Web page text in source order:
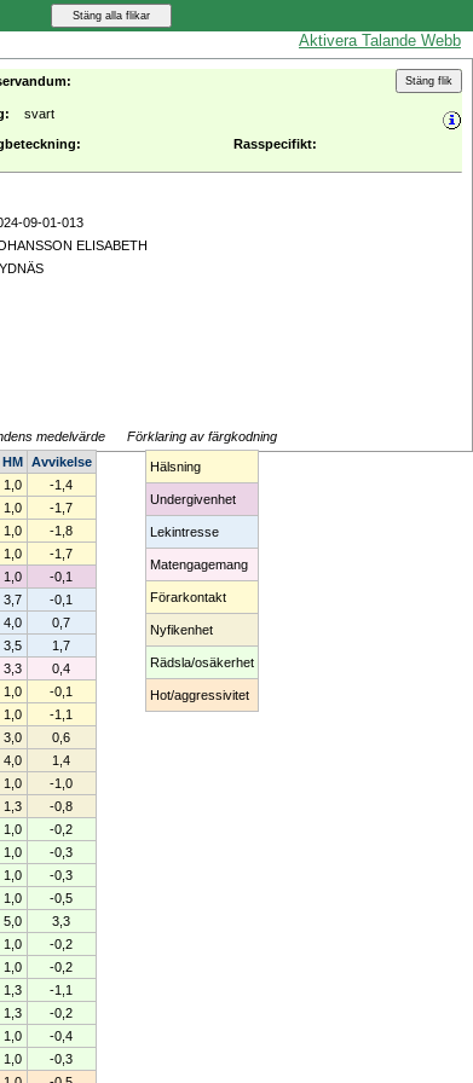
Aktivera Talande Webb
svart
Rasspecifikt:
09-01-013
ELISABETH
medelvärde
HM
Avvikelse
1,0
-1,4
1,0
-1,7
1,0
-1,8
1,0
-1,7
1,0
-0,1
3,7
-0,1
4,0
0,7
3,5
1,7
3,3
0,4
1,0
-0,1
1,0
-1,1
3,0
0,6
4,0
1,4
1,0
-1,0
1,3
-0,8
1,0
-0,2
1,0
-0,3
1,0
-0,3
1,0
-0,5
5,0
3,3
1,0
-0,2
1,0
-0,2
1,3
-1,1
1,3
-0,2
1,0
-0,4
1,0
-0,3
Förklaring av färgkodning
Hälsning
Undergivenhet
Lekintresse
Matengagemang
Förarkontakt
Nyfikenhet
Rädsla/osäkerhet
Hot/aggressivitet